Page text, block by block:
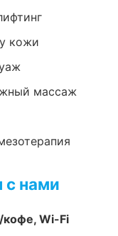
кожи
массаж
с нами
кофе, Wi-Fi